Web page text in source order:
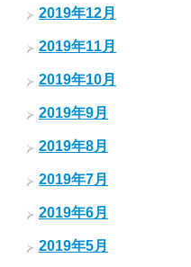
2019年12月
2019年11月
2019年10月
2019年9月
2019年8月
2019年7月
2019年6月
2019年5月